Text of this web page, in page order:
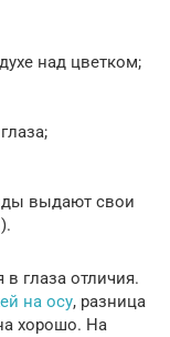
над цветком;
выдают свои
глаза отличия.
на осу, разница
хорошо. На